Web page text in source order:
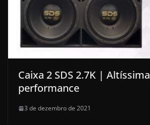
Caixa 2 SDS 2.7K | Altíssima
performance
3 de dezembro de 2021